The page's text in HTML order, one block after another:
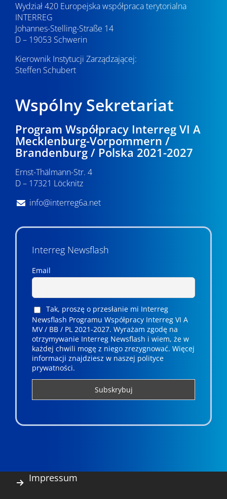
Wydział 420 Europejska współpraca terytorialna
INTERREG
Johannes-Stelling-Straße 14
D – 19053 Schwerin
Kierownik Instytucji Zarządzającej:
Steffen Schubert
Wspólny Sekretariat
Program Współpracy Interreg VI A
Mecklenburg-Vorpommern /
Brandenburg / Polska 2021-2027
Ernst-Thälmann-Str. 4
D – 17321 Löcknitz
info@interreg6a.net
Interreg Newsflash
Email
Tak, proszę o przesłanie mi Interreg
Newsflash Programu Współpracy Interreg VI A
MV / BB / PL 2021-2027. Wyrażam zgodę na
otrzymywanie Interreg Newsflash i wiem, że w
każdej chwili mogę z niego zrezygnować. ­­Więcej
informacji znajdziesz w naszej polityce
prywatności.
Impressum